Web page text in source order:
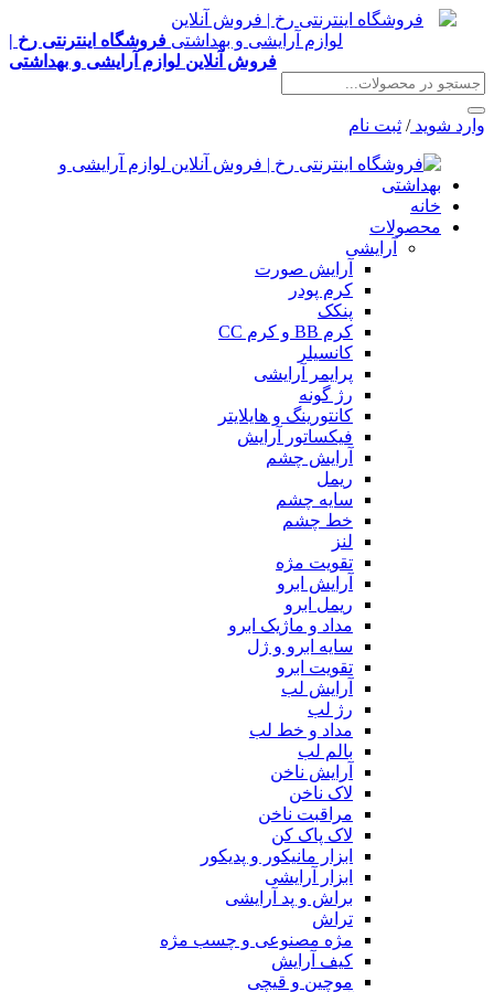
فروشگاه اینترنتی رخ |
فروش آنلاین لوازم آرایشی و بهداشتی
وارد شوید / ثبت نام
خانه
محصولات
آرایشی
آرایش صورت
کرم پودر
پنکک
کرم BB و کرم CC
کانسیلر
پرایمر آرایشی
رژ گونه
کانتورینگ و هایلایتر
فیکساتور آرایش
آرایش چشم
ریمل
سایه چشم
خط چشم
لنز
تقویت مژه
آرایش ابرو
ریمل ابرو
مداد و ماژیک ابرو
سایه ابرو و ژل
تقویت ابرو
آرایش لب
رژ لب
مداد و خط لب
بالم لب
آرایش ناخن
لاک ناخن
مراقبت ناخن
لاک پاک کن
ابزار مانیکور و پدیکور
ابزار آرایشی
براش و پد آرایشی
تراش
مژه مصنوعی و چسب مژه
کیف آرایش
موچین و قیچی